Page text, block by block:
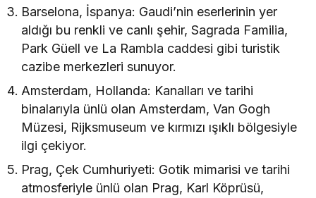
Barselona, İspanya: Gaudi’nin eserlerinin yer
aldığı bu renkli ve canlı şehir, Sagrada Familia,
Park Güell ve La Rambla caddesi gibi turistik
cazibe merkezleri sunuyor.
Amsterdam, Hollanda: Kanalları ve tarihi
binalarıyla ünlü olan Amsterdam, Van Gogh
Müzesi, Rijksmuseum ve kırmızı ışıklı bölgesiyle
ilgi çekiyor.
Prag, Çek Cumhuriyeti: Gotik mimarisi ve tarihi
atmosferiyle ünlü olan Prag, Karl Köprüsü,